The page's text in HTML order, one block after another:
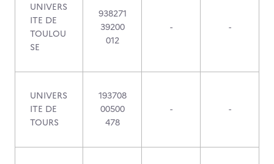
UNIVERS
ITE DE
TOULOU
SE
938271
39200
012
- -
UNIVERS
ITE DE
TOURS
193708
00500
478
- -